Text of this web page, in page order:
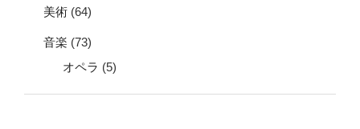
美術 (64)
音楽 (73)
オペラ (5)